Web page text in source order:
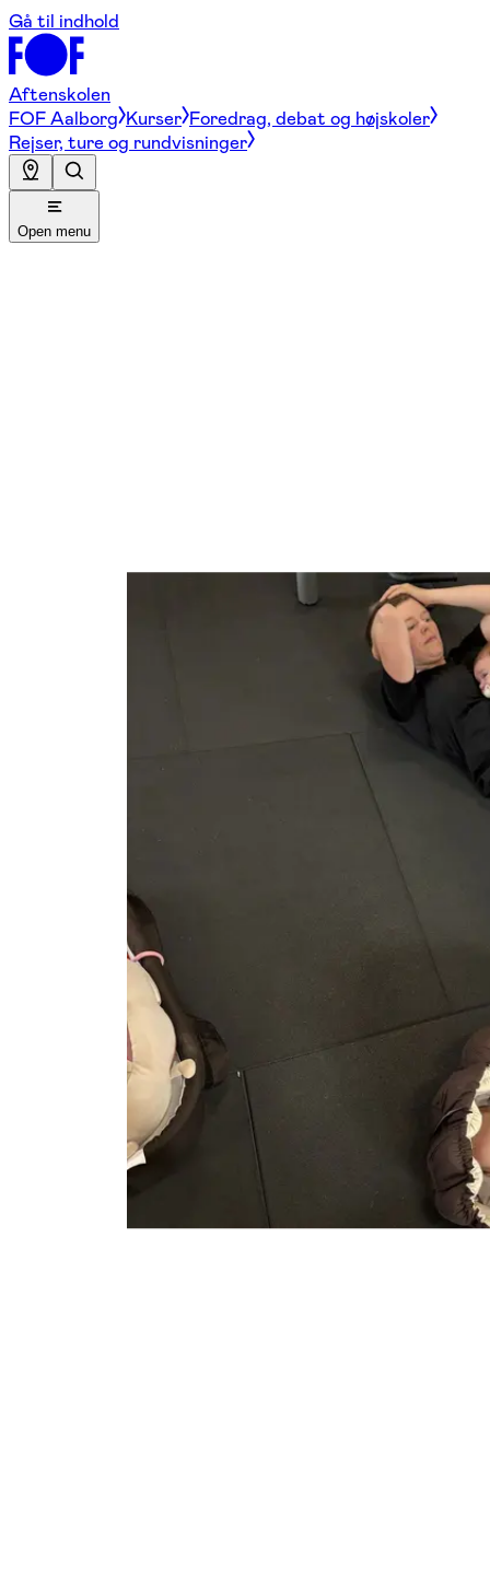
Gå til indhold
Aftenskolen
FOF Aalborg Kurser Foredrag, debat og højskoler
Rejser, ture og rundvisninger
Open menu